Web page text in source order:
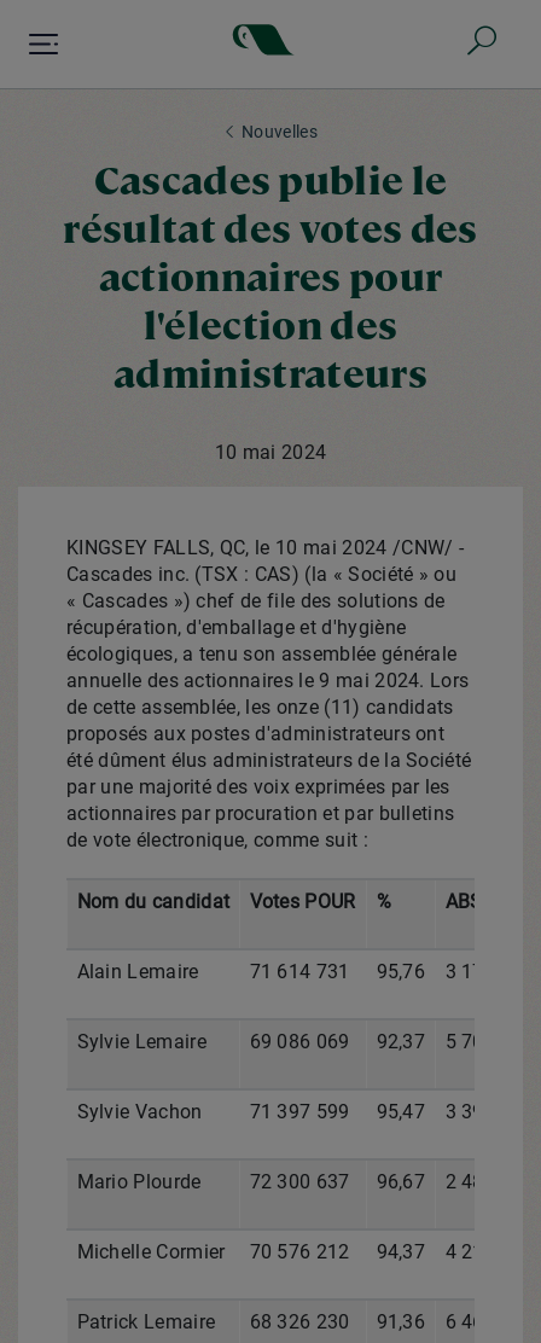
Nouvelles
Cascades publie le
résultat des votes des
actionnaires pour
l'élection des
administrateurs
10 mai 2024
KINGSEY FALLS, QC, le 10 mai 2024 /CNW/ -
Cascades inc. (TSX : CAS) (la « Société » ou
« Cascades ») chef de file des solutions de
récupération, d'emballage et d'hygiène
écologiques, a tenu son assemblée générale
annuelle des actionnaires le 9 mai 2024. Lors
de cette assemblée, les onze (11) candidats
proposés aux postes d'administrateurs ont
été dûment élus administrateurs de la Société
par une majorité des voix exprimées par les
actionnaires par procuration et par bulletins
de vote électronique, comme suit :
Nom du candidat Votes POUR %
Alain Lemaire 71 614 731 95,76 3 174 382
Sylvie Lemaire 69 086 069 92,37 5 703 044
Sylvie Vachon 71 397 599 95,47 3 391 514
Mario Plourde 72 300 637 96,67 2 488 476
Michelle Cormier 70 576 212 94,37 4 212 901
Patrick Lemaire 68 326 230 91,36 6 462 883